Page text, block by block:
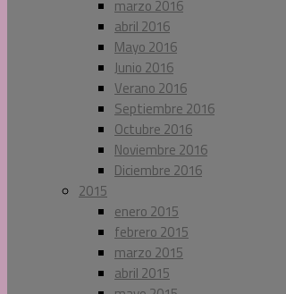
marzo 2016
abril 2016
Mayo 2016
Junio 2016
Verano 2016
Septiembre 2016
Octubre 2016
Noviembre 2016
Diciembre 2016
2015
enero 2015
febrero 2015
marzo 2015
abril 2015